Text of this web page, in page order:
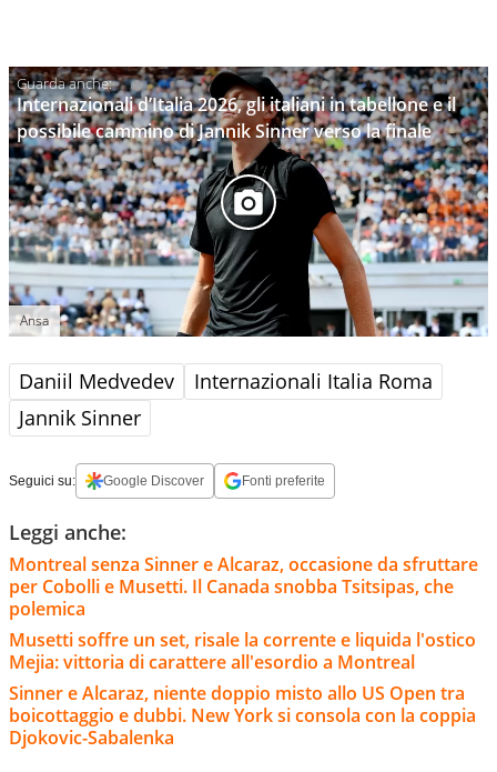
Internazionali d’Italia 2026, gli italiani in tabellone e il
possibile cammino di Jannik Sinner verso la finale
Ansa
Daniil Medvedev
Internazionali Italia Roma
Jannik Sinner
Seguici su: Google Discover Fonti preferite
Leggi anche:
Montreal senza Sinner e Alcaraz, occasione da sfruttare
per Cobolli e Musetti. Il Canada snobba Tsitsipas, che
polemica
Musetti soffre un set, risale la corrente e liquida l'ostico
Mejia: vittoria di carattere all'esordio a Montreal
Sinner e Alcaraz, niente doppio misto allo US Open tra
boicottaggio e dubbi. New York si consola con la coppia
Djokovic-Sabalenka